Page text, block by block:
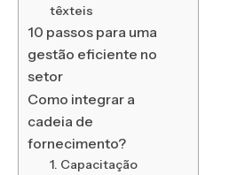
têxteis
10 passos para uma
gestão eficiente no
setor
Como integrar a
cadeia de
fornecimento?
1. Capacitação